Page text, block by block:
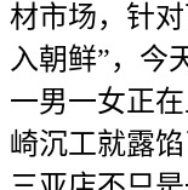
材市场，针
入朝鲜”，今
一男一女正
崎沉工就露